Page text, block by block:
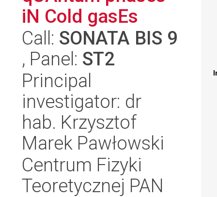
iN Cold gasEs
Call: SONATA BIS 9
, Panel: ST2
Principal
investigator: dr
hab. Krzysztof
Marek Pawłowski
Centrum Fizyki
Teoretycznej PAN